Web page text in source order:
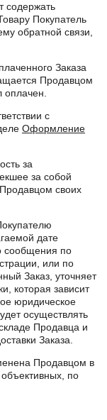
содержать
Покупатель
обратной связи,
Заказа
Продавцом
с
Оформление
за
за собой
своих
дате
сообщения по
или по
Заказ, уточняет
которая зависит
юридическое
осуществлять
Продавца и
Заказа.
Продавцом в
по